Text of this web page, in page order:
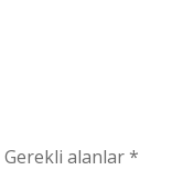
Gerekli alanlar*